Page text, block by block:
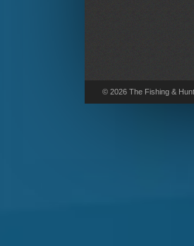
© 2026 The Fishing &